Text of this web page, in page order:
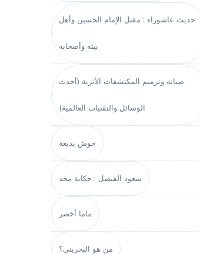
حديث عاشوراء : مقتل الإمام الحسين وأهل
بيته وأصحابه
صيانة وترميم المكتشفات الأثرية (أحدث
الوسائل والتقنيات العالمية)
حوش بديعة
سعود الفيصل : حكاية مجد
ماما أخضر
من هو البحريني؟